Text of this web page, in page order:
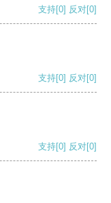
支持[0] 反对[0]
支持[0] 反对[0]
支持[0] 反对[0]